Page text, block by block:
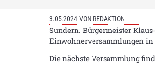
3.05.2024 VON REDAKTION
Sundern. Bürgermeister
Einwohnerversammlungen in
Die nächste Versammlung